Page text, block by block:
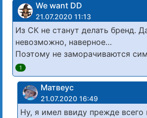
We want DD
21.07.2020 11:13
Из СК не станут делать бренд.
невозможно, наверное…
Поэтому не заморачиваются
1
Матвеус
21.07.2020 16:49
Ну, я имел ввиду прежде всего